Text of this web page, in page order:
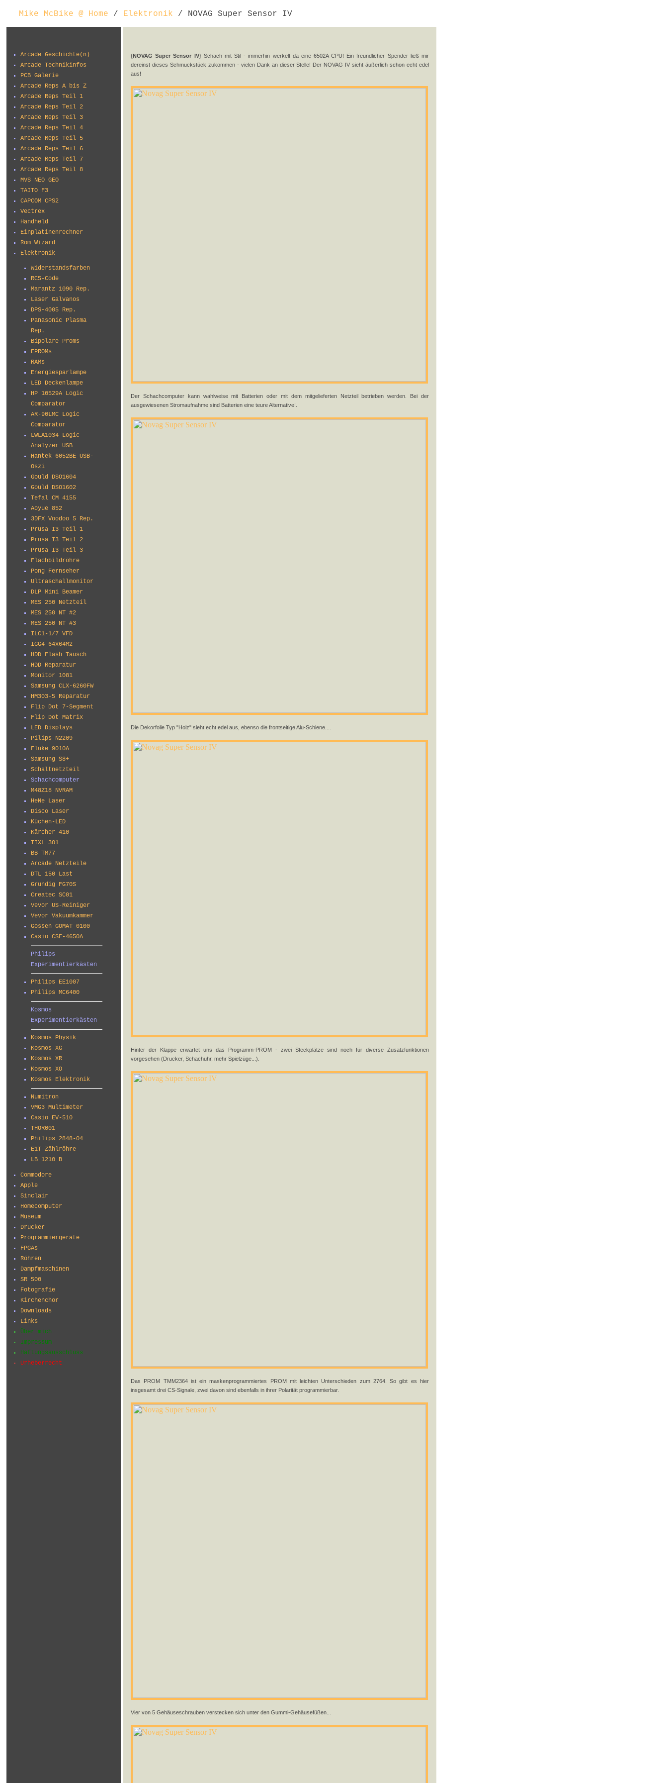
Mike McBike @ Home / Elektronik / NOVAG Super Sensor IV
Arcade Geschichte(n)
Arcade Technikinfos
PCB Galerie
Arcade Reps A bis Z
Arcade Reps Teil 1
Arcade Reps Teil 2
Arcade Reps Teil 3
Arcade Reps Teil 4
Arcade Reps Teil 5
Arcade Reps Teil 6
Arcade Reps Teil 7
Arcade Reps Teil 8
MVS NEO GEO
TAITO F3
CAPCOM CPS2
Vectrex
Handheld
Einplatinenrechner
Rom Wizard
Elektronik
Widerstandsfarben
RC5-Code
Marantz 1090 Rep.
Laser Galvanos
DPS-4005 Rep.
Panasonic Plasma
Rep.
Bipolare Proms
EPROMs
RAMs
Energiesparlampe
LED Deckenlampe
HP 10529A Logic
Comparator
AR-90LMC Logic
Comparator
LWLA1034 Logic
Analyzer USB
Hantek 6052BE USB-
Oszi
Gould DSO1604
Gould DSO1602
Tefal CM 4155
Aoyue 852
3DFX Voodoo 5 Rep.
Prusa I3 Teil 1
Prusa I3 Teil 2
Prusa I3 Teil 3
Flachbildröhre
Pong Fernseher
Ultraschallmonitor
DLP Mini Beamer
MES 250 Netzteil
MES 250 NT #2
MES 250 NT #3
ILC1-1/7 VFD
IGG4-64x64M2
HDD Flash Tausch
HDD Reparatur
Monitor 1081
Samsung CLX-6260FW
HM303-5 Reparatur
Flip Dot 7-Segment
Flip Dot Matrix
LED Displays
Pilips N2209
Fluke 9010A
Samsung S8+
Schaltnetzteil
Schachcomputer
M48Z18 NVRAM
HeNe Laser
Disco Laser
Küchen-LED
Kärcher 410
TIXL 301
BB TM77
Arcade Netzteile
DTL 150 Last
Grundig FG70S
Createc SC01
Vevor US-Reiniger
Vevor Vakuumkammer
Gossen GOMAT 0100
Casio CSF-4650A
Philips
Experimentierkästen
Philips EE1007
Philips MC6400
Kosmos
Experimentierkästen
Kosmos Physik
Kosmos XG
Kosmos XR
Kosmos XO
Kosmos Elektronik
Numitron
VMG3 Multimeter
Casio EV-510
THOR001
Philips 2848-04
E1T Zählröhre
LB 1210 B
Commodore
Apple
Sinclair
Homecomputer
Museum
Drucker
Programmiergeräte
FPGAs
Röhren
Dampfmaschinen
SR 500
Fotografie
Kirchenchor
Downloads
Links
Über mich
Impressum
Haftungsausschluss
Urheberrecht
{NOVAG Super Sensor IV} Schach mit Stil - immerhin werkelt da eine 6502A CPU! Ein freundlicher Spender ließ mir
dereinst dieses Schmuckstück zukommen - vielen Dank an dieser Stelle! Der NOVAG IV sieht äußerlich schon echt edel
aus!
Der Schachcomputer kann wahlweise mit Batterien oder mit dem mitgelieferten Netzteil betrieben werden. Bei der
ausgewiesenen Stromaufnahme sind Batterien eine teure Alternative!.
Die Dekorfolie Typ "Holz" sieht echt edel aus, ebenso die frontseitige Alu-Schiene....
Hinter der Klappe erwartet uns das Programm-PROM - zwei Steckplätze sind noch für diverse Zusatzfunktionen
vorgesehen (Drucker, Schachuhr, mehr Spielzüge...).
Das PROM TMM2364 ist ein maskenprogrammiertes PROM mit leichten Unterschieden zum 2764. So gibt es hier
insgesamt drei CS-Signale, zwei davon sind ebenfalls in ihrer Polarität programmierbar.
Vier von 5 Gehäuseschrauben verstecken sich unter den Gummi-Gehäusefüßen...